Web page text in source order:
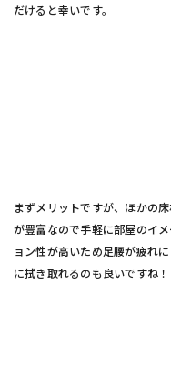
だけると幸いです。
まずメリットですが、ほかの
が豊富なので手軽に部屋のイ
ョン性が高いため足腰が疲れ
に拭き取れるのも良いですね！